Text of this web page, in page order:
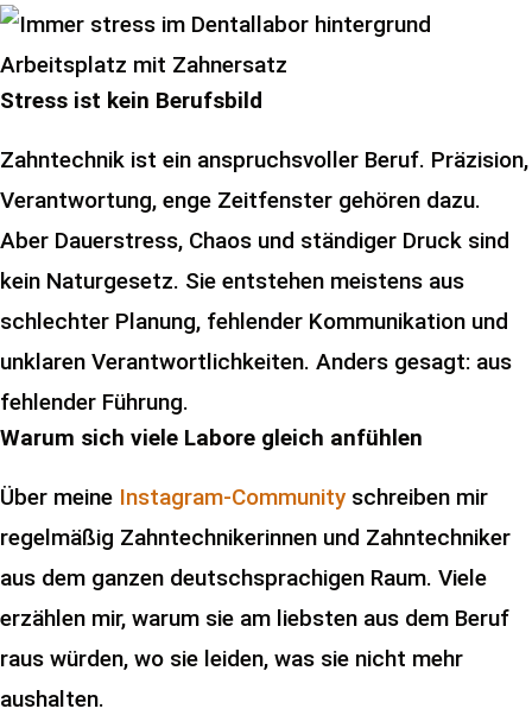
Stress ist kein Berufsbild
Zahntechnik ist ein anspruchsvoller Beruf. Präzision,
Verantwortung, enge Zeitfenster gehören dazu.
Aber Dauerstress, Chaos und ständiger Druck sind
kein Naturgesetz. Sie entstehen meistens aus
schlechter Planung, fehlender Kommunikation und
unklaren Verantwortlichkeiten. Anders gesagt: aus
fehlender Führung.
Warum sich viele Labore gleich anfühlen
Über meine Instagram-Community schreiben mir
regelmäßig Zahntechnikerinnen und Zahntechniker
aus dem ganzen deutschsprachigen Raum. Viele
erzählen mir, warum sie am liebsten aus dem Beruf
raus würden, wo sie leiden, was sie nicht mehr
aushalten.